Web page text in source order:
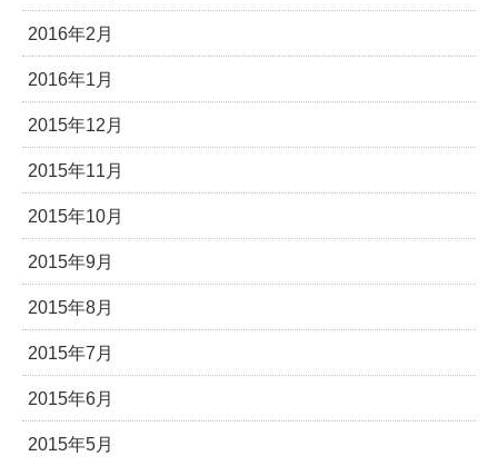
2016年2月
2016年1月
2015年12月
2015年11月
2015年10月
2015年9月
2015年8月
2015年7月
2015年6月
2015年5月